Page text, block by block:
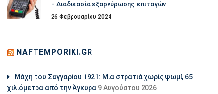
– Διαδικασία εξαργύρωσης επιταγών
26 Φεβρουαρίου 2024
NAFTEMPORIKI.GR
Μάχη του Σαγγαρίου 1921: Μια στρατιά χωρίς ψωμί, 65
χιλιόμετρα από την Άγκυρα 9 Αυγούστου 2026